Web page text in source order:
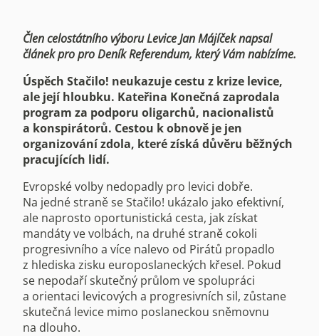
Člen celostátního výboru Levice Jan Májíček napsal
článek pro pro Deník Referendum, který Vám nabízíme.
Úspěch Stačilo! neukazuje cestu z krize levice,
ale její hloubku. Kateřina Konečná zaprodala
program za podporu oligarchů, nacionalistů
a konspirátorů. Cestou k obnově je jen
organizování zdola, které získá důvěru běžných
pracujících lidí.
Evropské volby nedopadly pro levici dobře.
Na jedné straně se Stačilo! ukázalo jako efektivní,
ale naprosto oportunistická cesta, jak získat
mandáty ve volbách, na druhé straně cokoli
progresivního a více nalevo od Pirátů propadlo
z hlediska zisku europoslaneckých křesel. Pokud
se nepodaří skutečný průlom ve spolupráci
a orientaci levicových a progresivních sil, zůstane
skutečná levice mimo poslaneckou sněmovnu
na dlouho.